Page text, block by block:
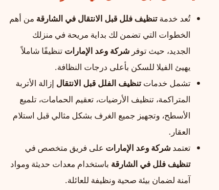
تُعد خدمة تنظيف فلل قبل الانتقال في الشارقة من أهم
الخطوات التي تضمن لك بداية مريحة في منزلك
الجديد، حيث توفر شركة وعد الإمارات تنظيفًا شاملاً
يهيئ الفيلا للسكن بأعلى درجات النظافة.
تشمل خدمات تنظيف الفلل قبل الانتقال إزالة الأتربة
المتراكمة، تنظيف الأرضيات، تعقيم الحمامات، تلميع
الأسطح، وتجهيز جميع الغرف بشكل مثالي قبل استلام
العقار.
تعتمد شركة وعد الإمارات على فريق متخصص في
تنظيف فلل في الشارقة باستخدام معدات حديثة ومواد
آمنة لضمان بيئة صحية ونظيفة للعائلة.